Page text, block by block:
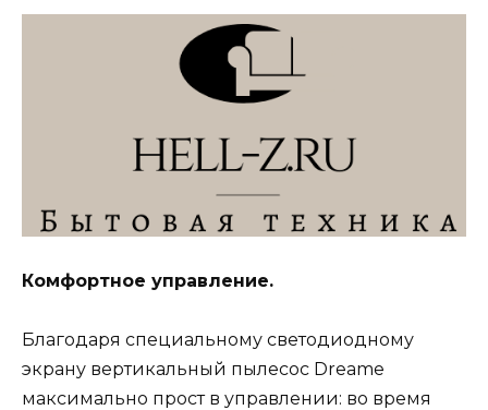
Комфортное управление.
Благодаря специальному светодиодному
экрану вертикальный пылесос Dreame
максимально прост в управлении: во время